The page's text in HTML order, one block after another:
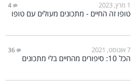
1 מרץ, 2023 4
טופו זה החיים - מתכונים מעולים עם טופו
7 אוגוסט, 2021 36
הכל 10: סיפורים מהחיים בלי מתכונים